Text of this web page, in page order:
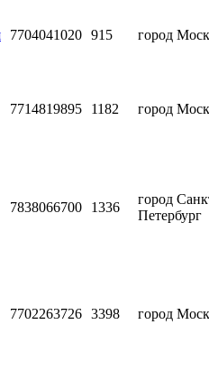
7704041020 915 город
7714819895 1182 город
7838066700 1336
город
Петербург
7702263726 3398 город